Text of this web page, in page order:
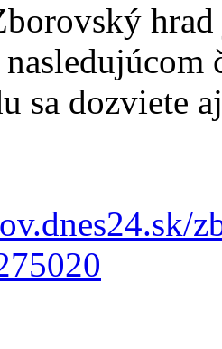
sa dozviete